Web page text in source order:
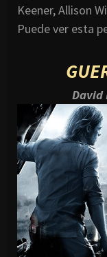
Keener, Allison
Puede ver esta
David